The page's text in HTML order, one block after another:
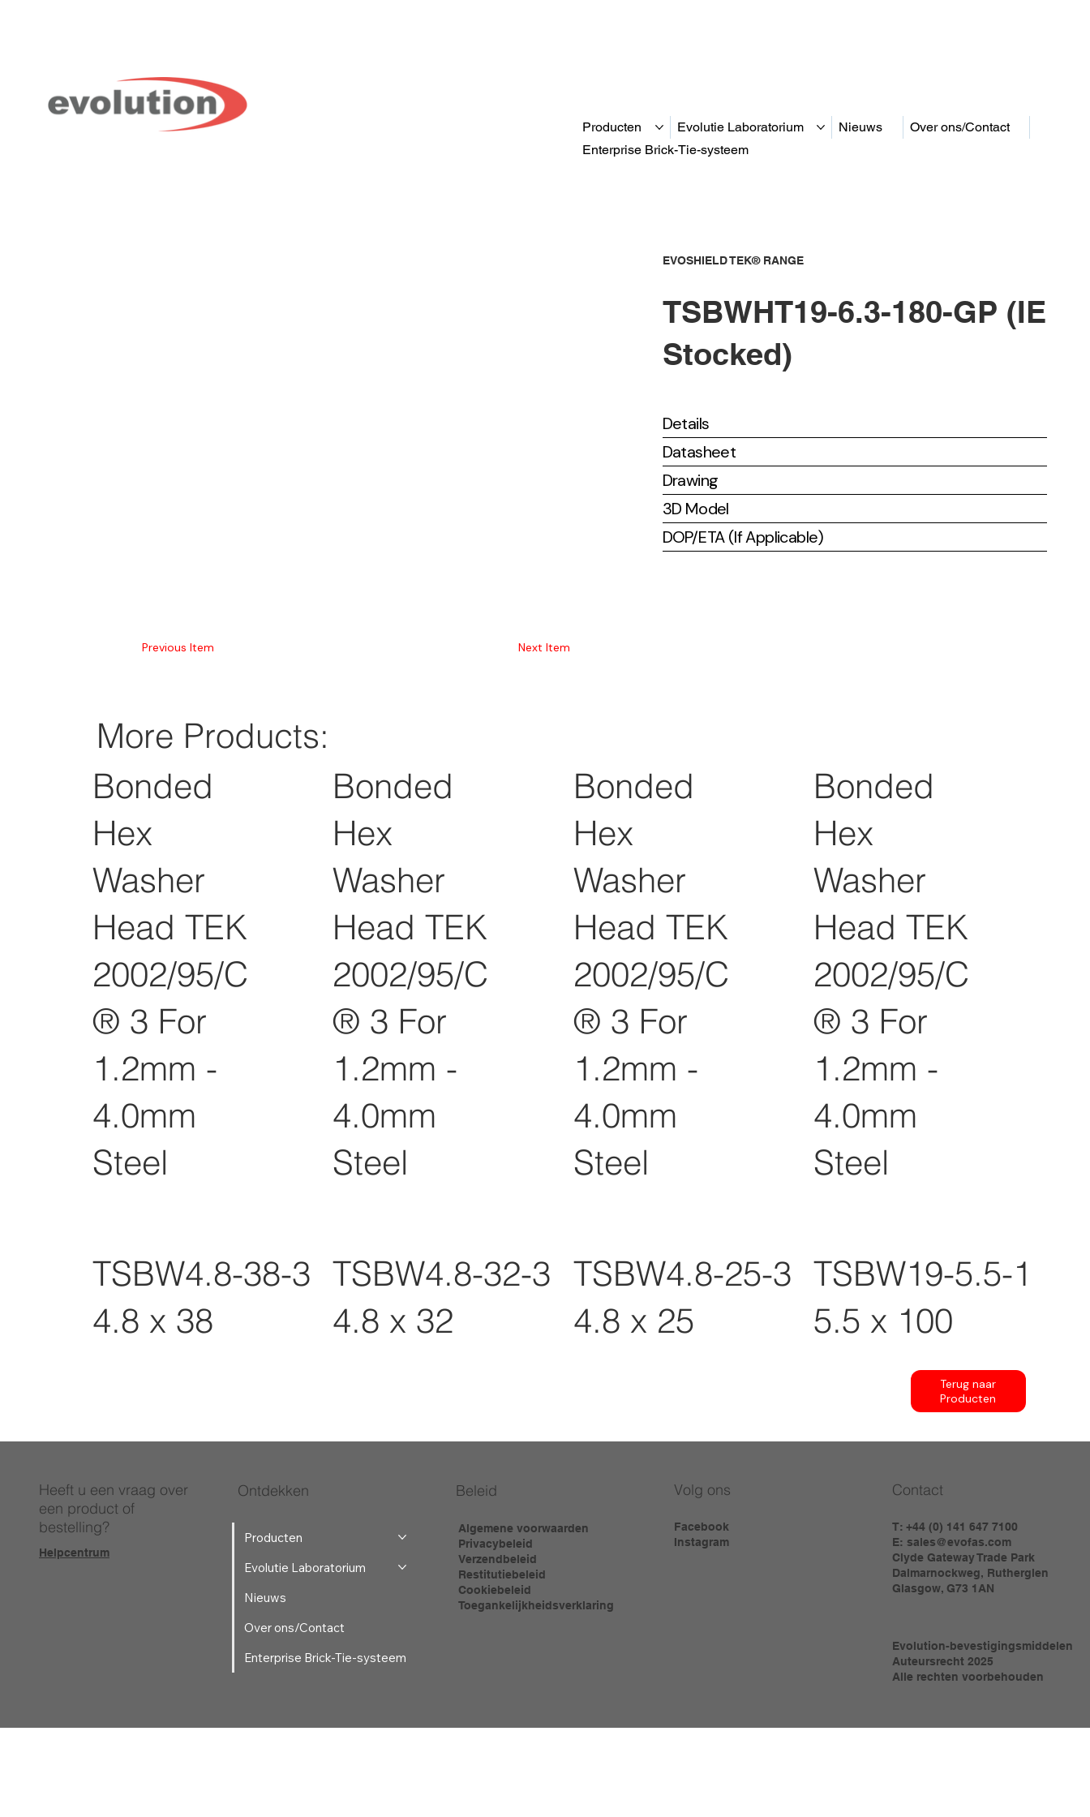
Producten Evolutie Laboratorium Nieuws
Over ons/Contact
Enterprise Brick-Tie-systeem
Previous Item Next Item
EVOSHIELD TEK® RANGE
TSBWHT19-6.3-180-GP (IE
Stocked)
Details
Datasheet
Drawing
3D Model
DOP/ETA (If Applicable)
More Products:
Bonded
Hex
Washer
Head TEK
2002/95/C
® 3 For
1.2mm -
4.0mm
Steel
TSBW4.8-38-3
4.8 x 38
Bonded
Hex
Washer
Head TEK
2002/95/C
® 3 For
1.2mm -
4.0mm
Steel
TSBW4.8-32-3
4.8 x 32
Bonded
Hex
Washer
Head TEK
2002/95/C
® 3 For
1.2mm -
4.0mm
Steel
TSBW4.8-25-3
4.8 x 25
Bonded
Hex
Washer
Head TEK
2002/95/C
® 3 For
1.2mm -
4.0mm
Steel
TSBW19-5.5-
5.5 x 100
Terug naar
Producten
Heeft u een vraag over
een product of
bestelling?
Helpcentrum
Ontdekken
Producten
Evolutie Laboratorium
Nieuws
Over ons/Contact
Enterprise Brick-Tie-systeem
Beleid
Algemene voorwaarden
Privacybeleid
Verzendbeleid
Restitutiebeleid
Cookiebeleid
Toegankelijkheidsverklaring
Volg ons
Facebook
Instagram
Contact
T: +44 (0) 141 647 7100
E:sales@evofas.com
Clyde Gateway Trade Park
Dalmarnockweg, Rutherglen
Glasgow, G73 1AN
Evolution-bevestigingsmiddelen
Auteursrecht 2025
Alle rechten voorbehouden